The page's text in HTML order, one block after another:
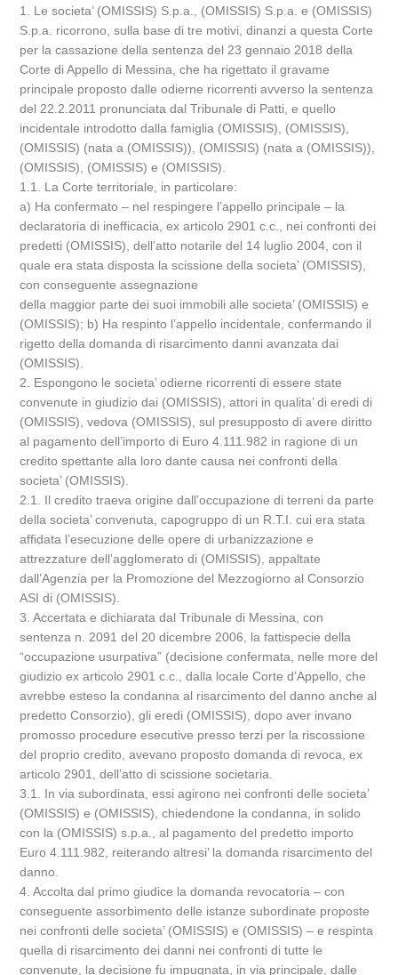
1. Le societa’ (OMISSIS) S.p.a., (OMISSIS) S.p.a. e (OMISSIS)
S.p.a. ricorrono, sulla base di tre motivi, dinanzi a questa Corte
per la cassazione della sentenza del 23 gennaio 2018 della
Corte di Appello di Messina, che ha rigettato il gravame
principale proposto dalle odierne ricorrenti avverso la sentenza
del 22.2.2011 pronunciata dal Tribunale di Patti, e quello
incidentale introdotto dalla famiglia (OMISSIS), (OMISSIS),
(OMISSIS) (nata a (OMISSIS)), (OMISSIS) (nata a (OMISSIS)),
(OMISSIS), (OMISSIS) e (OMISSIS).
1.1. La Corte territoriale, in particolare:
a) Ha confermato – nel respingere l’appello principale – la
declaratoria di inefficacia, ex articolo 2901 c.c., nei confronti dei
predetti (OMISSIS), dell’atto notarile del 14 luglio 2004, con il
quale era stata disposta la scissione della societa’ (OMISSIS),
con conseguente assegnazione
della maggior parte dei suoi immobili alle societa’ (OMISSIS) e
(OMISSIS); b) Ha respinto l’appello incidentale, confermando il
rigetto della domanda di risarcimento danni avanzata dai
(OMISSIS).
2. Espongono le societa’ odierne ricorrenti di essere state
convenute in giudizio dai (OMISSIS), attori in qualita’ di eredi di
(OMISSIS), vedova (OMISSIS), sul presupposto di avere diritto
al pagamento dell’importo di Euro 4.111.982 in ragione di un
credito spettante alla loro dante causa nei confronti della
societa’ (OMISSIS).
2.1. Il credito traeva origine dall’occupazione di terreni da parte
della societa’ convenuta, capogruppo di un R.T.I. cui era stata
affidata l’esecuzione delle opere di urbanizzazione e
attrezzature dell’agglomerato di (OMISSIS), appaltate
dall’Agenzia per la Promozione del Mezzogiorno al Consorzio
ASI di (OMISSIS).
3. Accertata e dichiarata dal Tribunale di Messina, con
sentenza n. 2091 del 20 dicembre 2006, la fattispecie della
“occupazione usurpativa” (decisione confermata, nelle more del
giudizio ex articolo 2901 c.c., dalla locale Corte d’Appello, che
avrebbe esteso la condanna al risarcimento del danno anche al
predetto Consorzio), gli eredi (OMISSIS), dopo aver invano
promosso procedure esecutive presso terzi per la riscossione
del proprio credito, avevano proposto domanda di revoca, ex
articolo 2901, dell’atto di scissione societaria.
3.1. In via subordinata, essi agirono nei confronti delle societa’
(OMISSIS) e (OMISSIS), chiedendone la condanna, in solido
con la (OMISSIS) s.p.a., al pagamento del predetto importo
Euro 4.111.982, reiterando altresi’ la domanda risarcimento del
danno.
4. Accolta dal primo giudice la domanda revocatoria – con
conseguente assorbimento delle istanze subordinate proposte
nei confronti delle societa’ (OMISSIS) e (OMISSIS) – e respinta
quella di risarcimento dei danni nei confronti di tutte le
convenute, la decisione fu impugnata, in via principale, dalle